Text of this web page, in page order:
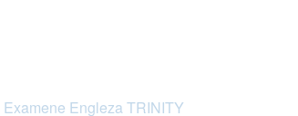
Examene Engleza TRINITY